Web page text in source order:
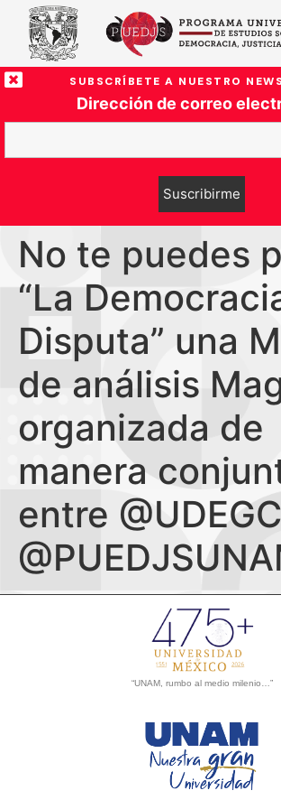
SUBSCRÍBETE A NUESTRO
Dirección de correo
No te puedes
“La
Disputa” una
de análisis
organizada de
manera
entre
“UNAM, rumbo al medio milenio…”